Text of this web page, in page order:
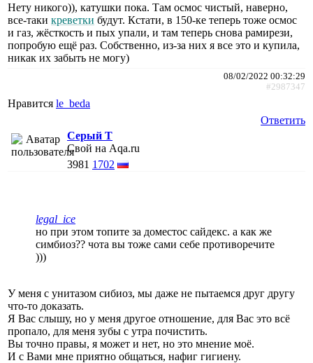
Нету никого)), катушки пока. Там осмос чистый, наверно,
все-таки креветки будут. Кстати, в 150-ке теперь тоже осмос
и газ, жёсткость и пых упали, и там теперь снова рамирези,
попробую ещё раз. Собственно, из-за них я все это и купила,
никак их забыть не могу)
08/02/2022 00:32:29
#2987347
Нравится le_beda
Ответить
Серый Т
Свой на Aqa.ru
3981 1702
legal_ice
но при этом топите за доместос сайдекс. а как же
симбиоз?? чота вы тоже сами себе противоречите
)))
У меня с унитазом сибиоз, мы даже не пытаемся друг другу
что-то доказать.
Я Вас слышу, но у меня другое отношение, для Вас это всё
пропало, для меня зубы с утра почистить.
Вы точно правы, я может и нет, но это мнение моё.
И с Вами мне приятно общаться, нафиг гигиену.